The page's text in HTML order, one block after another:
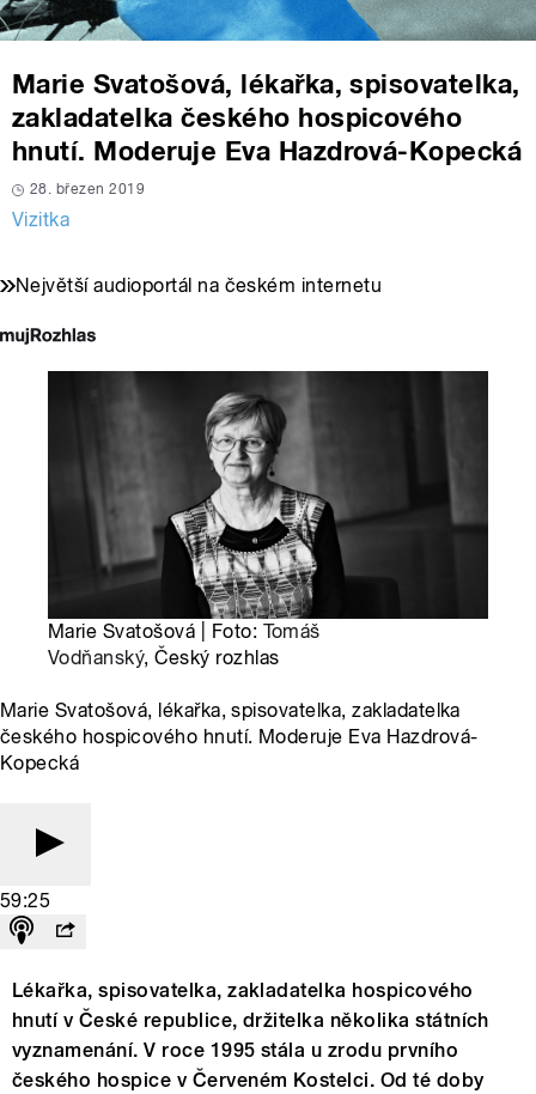
Marie Svatošová, lékařka, spisovatelka,
zakladatelka českého hospicového
hnutí. Moderuje Eva Hazdrová-Kopecká
28. březen 2019
Vizitka
Největší audioportál na českém internetu
Marie Svatošová | Foto: Tomáš
Vodňanský, Český rozhlas
Marie Svatošová, lékařka, spisovatelka, zakladatelka
českého hospicového hnutí. Moderuje Eva Hazdrová-
Kopecká
59:25
Lékařka, spisovatelka, zakladatelka hospicového
hnutí v České republice, držitelka několika státních
vyznamenání. V roce 1995 stála u zrodu prvního
českého hospice v Červeném Kostelci. Od té doby